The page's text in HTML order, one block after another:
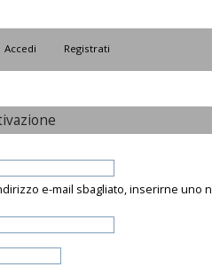
Accedi Registrati
e-mail sbagliato, inserirne uno